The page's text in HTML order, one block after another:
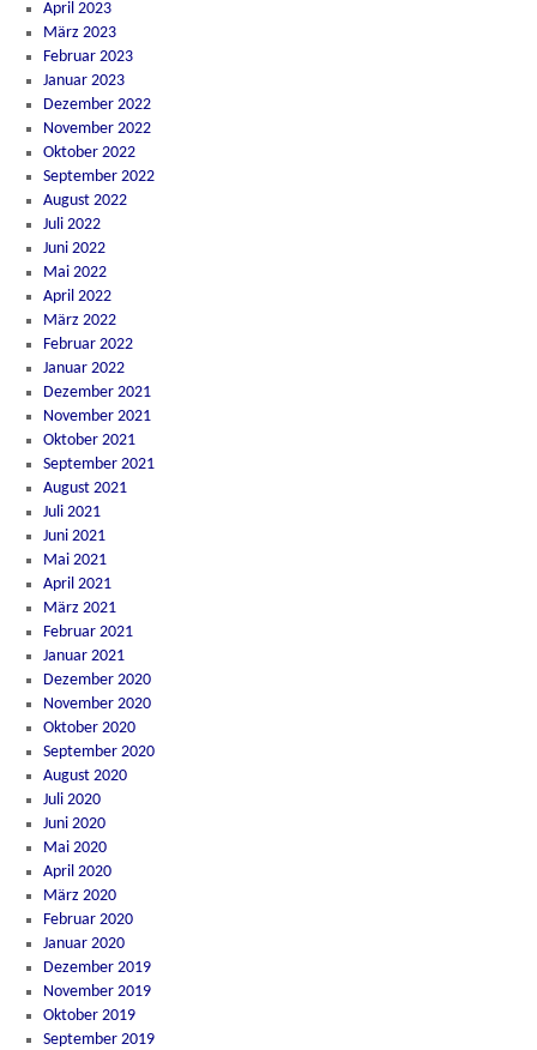
April 2023
März 2023
Februar 2023
Januar 2023
Dezember 2022
November 2022
Oktober 2022
September 2022
August 2022
Juli 2022
Juni 2022
Mai 2022
April 2022
März 2022
Februar 2022
Januar 2022
Dezember 2021
November 2021
Oktober 2021
September 2021
August 2021
Juli 2021
Juni 2021
Mai 2021
April 2021
März 2021
Februar 2021
Januar 2021
Dezember 2020
November 2020
Oktober 2020
September 2020
August 2020
Juli 2020
Juni 2020
Mai 2020
April 2020
März 2020
Februar 2020
Januar 2020
Dezember 2019
November 2019
Oktober 2019
September 2019